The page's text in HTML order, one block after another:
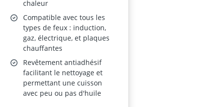
chaleur
Compatible avec tous les
types de feux : induction,
gaz, électrique, et plaques
chauffantes
Revêtement antiadhésif
facilitant le nettoyage et
permettant une cuisson
avec peu ou pas d'huile